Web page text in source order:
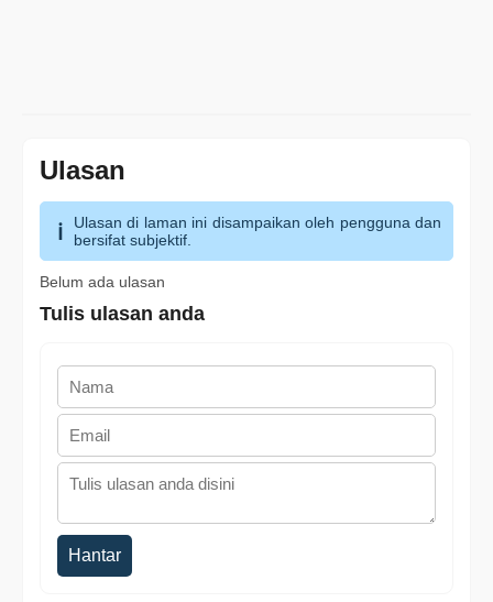
Ulasan
Ulasan di laman ini disampaikan oleh pengguna dan
bersifat subjektif.
Belum ada ulasan
Tulis ulasan anda
Hantar